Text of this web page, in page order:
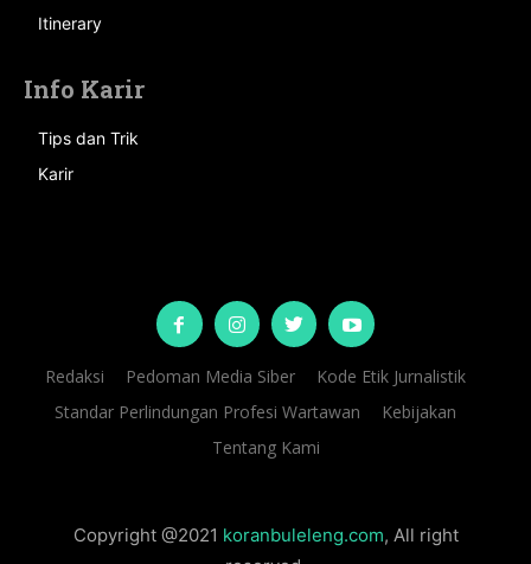
Itinerary
Info Karir
Tips dan Trik
Karir
Redaksi Pedoman Media Siber
Kode Etik Jurnalistik
Standar Perlindungan Profesi Wartawan
Kebijakan
Tentang Kami
Copyright @2021 koranbuleleng.com, All right